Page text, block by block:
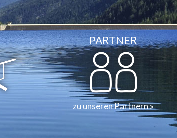
PARTNER
zu unseren Partnern »